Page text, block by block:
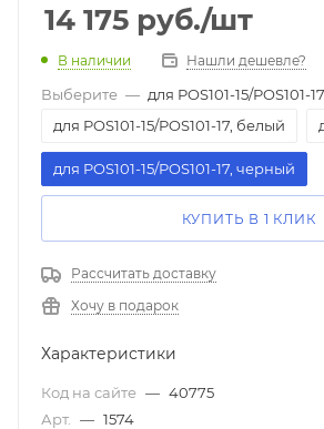
14 175 руб./шт
В наличии Нашли дешевле?
Выберите — для POS101-15/POS101-
для POS101-15/POS101-17, белый
для POS101-15/POS101-17, черный
КУПИТЬ В 1 КЛИК
Рассчитать доставку
Хочу в подарок
Характеристики
Код на сайте — 40775
Арт.
— 1574